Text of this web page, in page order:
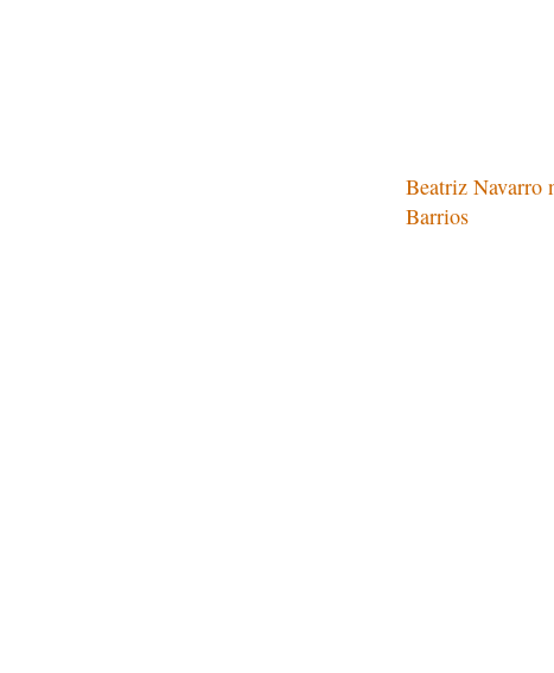
Para cambiar al Español pinche 'SELECT
Beatriz Navarro
Barrios